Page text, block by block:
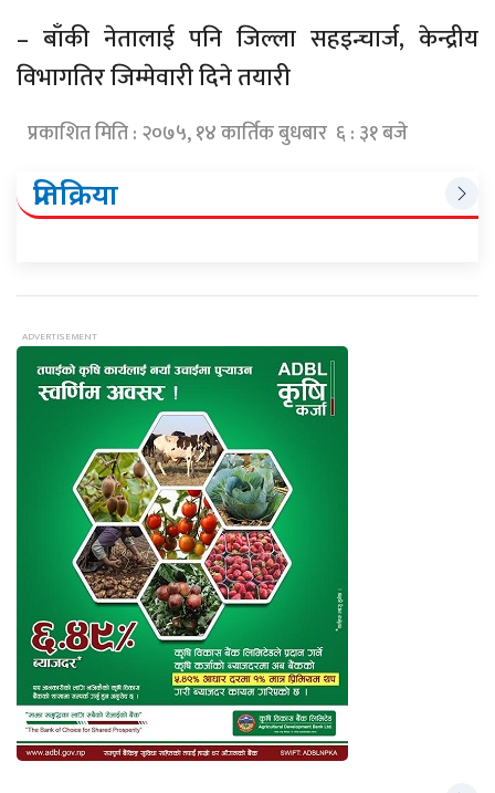
– बाँकी नेतालाई पनि जिल्ला सहइन्चार्ज, केन्द्रीय
विभागतिर जिम्मेवारी दिने तयारी
प्रकाशित मिति : २०७५, १४ कार्तिक बुधबार ६ : ३१ बजे
प्रतिक्रिया